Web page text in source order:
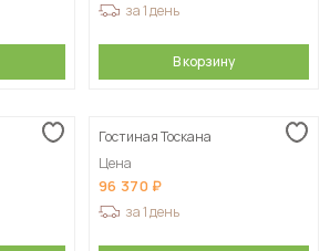
за 1 день
В корзину
Гостиная Тоскана
Цена
96 370
за 1 день